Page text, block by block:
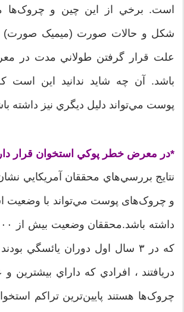
است. برخي از اين چين و چروک‌ها
شکل و حالات صورت (ميميک صورت)
علت قرار گرفتن طولاني مدت در
باشد. آن چه شايد ندانيد اين
پوست مي‌تواند دليل ديگري نيز داشته
*در معرض خطر پوکي استخوان قرار
نتايج بررسي‌هاي محققان آمريکايي
و چروک‌های پوست مي‌تواند با وضعيت
که در ۳ سال اول دوران يائسگي
دريافتند ، افرادي که داراي بيشترين
چروک‌ها هستند پايين‌ترين تراکم